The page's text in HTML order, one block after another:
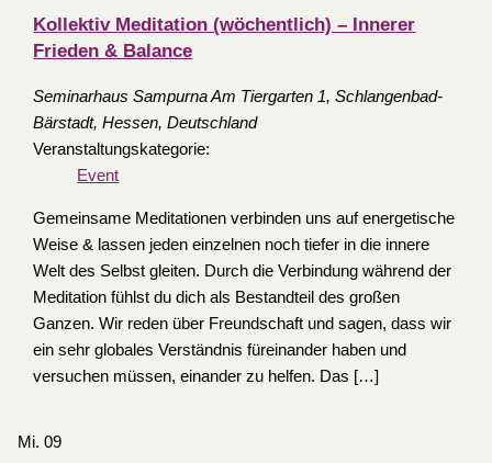
Kollektiv Meditation (wöchentlich) – Innerer
Frieden & Balance
Seminarhaus SampurnaAm Tiergarten 1, Schlangenbad-
Bärstadt, Hessen, Deutschland
Veranstaltungskategorie:
Event
Gemeinsame Meditationen verbinden uns auf energetische
Weise & lassen jeden einzelnen noch tiefer in die innere
Welt des Selbst gleiten. Durch die Verbindung während der
Meditation fühlst du dich als Bestandteil des großen
Ganzen. Wir reden über Freundschaft und sagen, dass wir
ein sehr globales Verständnis füreinander haben und
versuchen müssen, einander zu helfen. Das […]
Mi. 09